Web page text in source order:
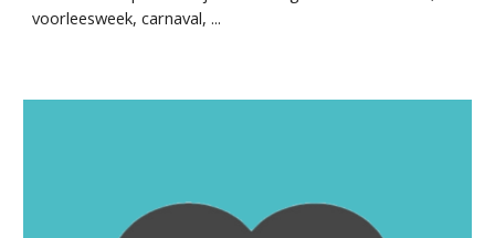
voorleesweek, carnaval, ...